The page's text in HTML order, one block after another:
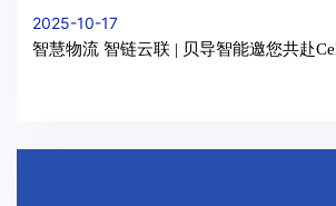
2025-10-17
智慧物流 智链云联 | 贝导智能邀您共赴